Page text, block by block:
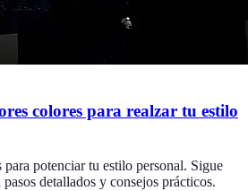
colores para realzar tu estilo
potenciar tu estilo personal. Sigue
detallados y consejos prácticos.